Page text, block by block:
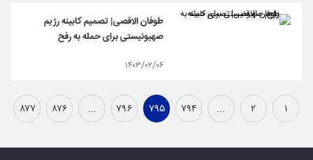
طوفان الاقصی| تصمیم کابینه رژیم
صهیونیستی برای حمله به رفح
۱۴۰۳/۰۲/۰۶
۱ ۲ ... ۷۹۴ ۷۹۵ ۷۹۶ ... ۸۷۶ ۸۷۷